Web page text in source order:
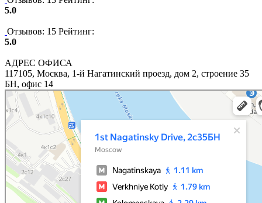
5.0
Отзывов: 15 Рейтинг:
5.0
АДРЕС ОФИСА
117105, Москва, 1-й Нагатинский проезд, дом 2, строение 35
БН, офис 14